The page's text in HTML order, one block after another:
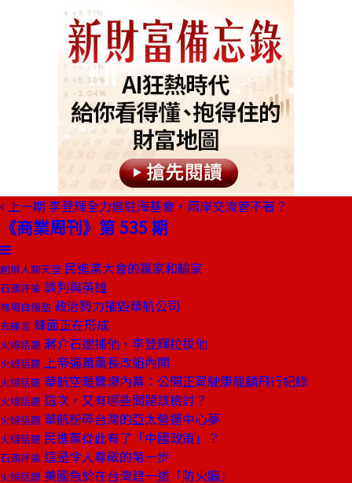
上一期 李登輝全力進駐海基會，兩岸交流管不著？
《商業周刊》第 535 期
創辦人聊天室 民進黨大會的贏家和輸家
石頭評論 談判與英雄
商場自慢塾 政治勢力摧毀華航公司
去梯言 鋒面正在形成
火線話題 蔣介石逮捕他，李登輝拉拔他
火線話題 上帝逼蕭萬長改組內閣
火線話題 華航空難驚爆內幕：公開正駕駛康龍麟飛行紀錄
火線話題 這次，又有哪些問題該檢討？
火線話題 華航粉碎台灣的亞太營運中心夢
火線話題 民進黨從此有了「中國政策」？
石頭評論 這是令人尊敬的第一步
火線話題 美國急於在台灣建一道「防火牆」